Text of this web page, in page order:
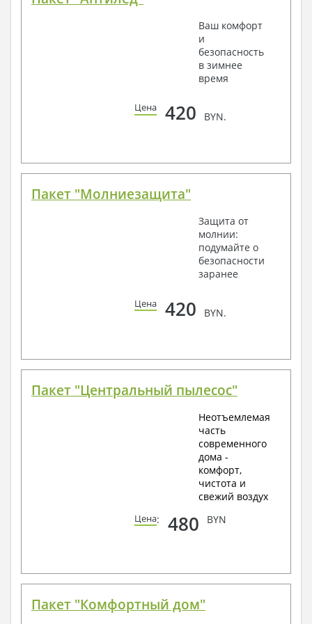
Ваш комфорт
и
безопасность
в зимнее
время
Цена 420 BYN.
Пакет "Молниезащита"
Защита от
молнии:
подумайте о
безопасности
заранее
Цена 420 BYN.
Пакет "Центральный пылесос"
Неотъемлемая
часть
современного
дома -
комфорт,
чистота и
свежий воздух
Цена: 480 BYN
Пакет "Комфортный дом"